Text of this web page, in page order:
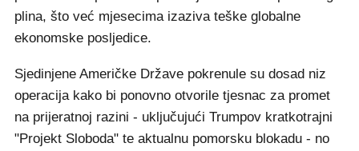
plina, što već mjesecima izaziva teške globalne
ekonomske posljedice.
Sjedinjene Američke Države pokrenule su dosad niz
operacija kako bi ponovno otvorile tjesnac za promet
na prijeratnoj razini - uključujući Trumpov kratkotrajni
"Projekt Sloboda" te aktualnu pomorsku blokadu - no